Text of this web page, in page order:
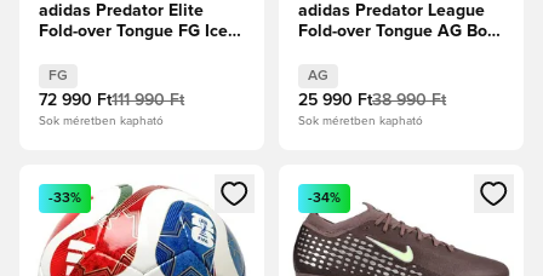
adidas Predator Elite
Fold-over Tongue FG Ice
Sky/Ray Blue/Napsárga
FG
72 990 Ft111 990 Ft
Sok méretben kapható
adidas Predator League
Fold-over Tongue AG Born
Élénkpiros/Core
Black/Fehér cipők
AG
25 990 Ft38 990 Ft
Sok méretben kapható
Megnyit egy modált a bejelentkezéshez vagy a tagként
-33%
Megnyit egy modált a
-34%